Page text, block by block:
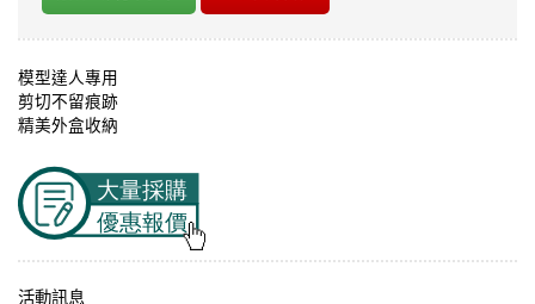
模型達人專用
剪切不留痕跡
精美外盒收納